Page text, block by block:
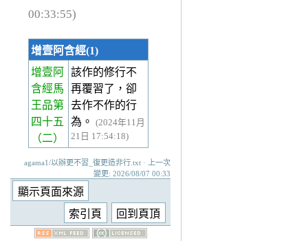
00:33:55)
增壹阿含經(1)
增壹阿
含經馬
王品第
四十五
（二）
該作的修行不
再覆習了，卻
去作不作的行
為。
(2024年11月
21日 17:54:18)
agama1/以辦更不習_復更造非行.txt · 上一次
變更: 2026/08/07 00:33